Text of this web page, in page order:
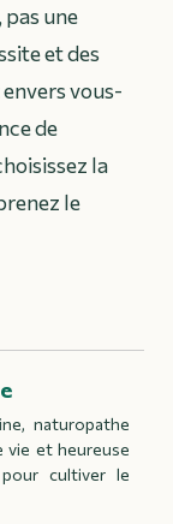
pas une
et des
vous-
de
la
le
naturopathe
vie et heureuse
cultiver le